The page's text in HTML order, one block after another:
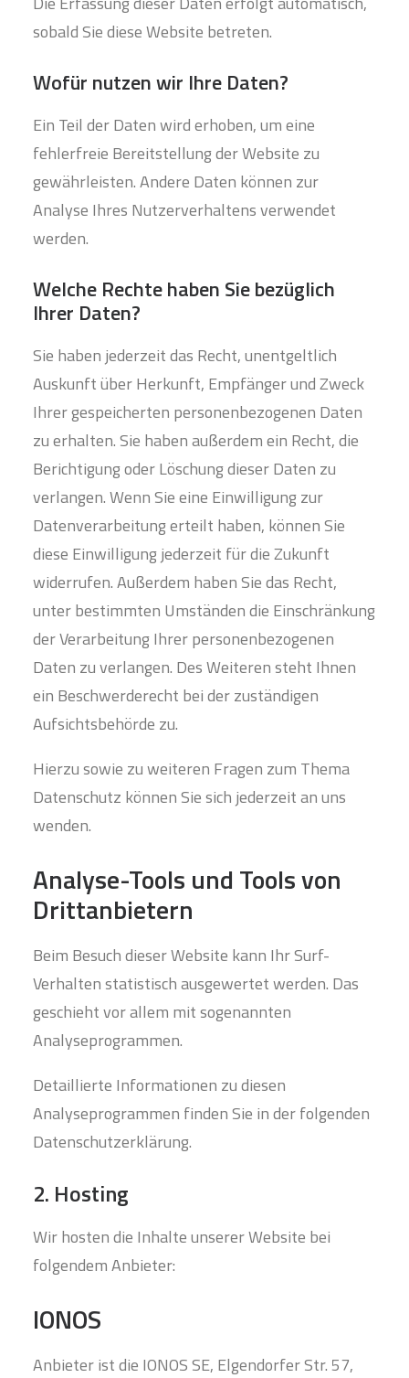
sobald Sie diese Website betreten.
Wofür nutzen wir Ihre Daten?
Ein Teil der Daten wird erhoben, um eine
fehlerfreie Bereitstellung der Website zu
gewährleisten. Andere Daten können zur
Analyse Ihres Nutzerverhaltens verwendet
werden.
Welche Rechte haben Sie bezüglich
Ihrer Daten?
Sie haben jederzeit das Recht, unentgeltlich
Auskunft über Herkunft, Empfänger und Zweck
Ihrer gespeicherten personenbezogenen Daten
zu erhalten. Sie haben außerdem ein Recht, die
Berichtigung oder Löschung dieser Daten zu
verlangen. Wenn Sie eine Einwilligung zur
Datenverarbeitung erteilt haben, können Sie
diese Einwilligung jederzeit für die Zukunft
widerrufen. Außerdem haben Sie das Recht,
unter bestimmten Umständen die Einschränkung
der Verarbeitung Ihrer personenbezogenen
Daten zu verlangen. Des Weiteren steht Ihnen
ein Beschwerderecht bei der zuständigen
Aufsichtsbehörde zu.
Hierzu sowie zu weiteren Fragen zum Thema
Datenschutz können Sie sich jederzeit an uns
wenden.
Analyse-Tools und Tools von
Dritt­anbietern
Beim Besuch dieser Website kann Ihr Surf-
Verhalten statistisch ausgewertet werden. Das
geschieht vor allem mit sogenannten
Analyseprogrammen.
Detaillierte Informationen zu diesen
Analyseprogrammen finden Sie in der folgenden
Datenschutzerklärung.
2. Hosting
Wir hosten die Inhalte unserer Website bei
folgendem Anbieter:
IONOS
Anbieter ist die IONOS SE, Elgendorfer Str. 57,